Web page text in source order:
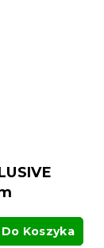
Do Koszyka